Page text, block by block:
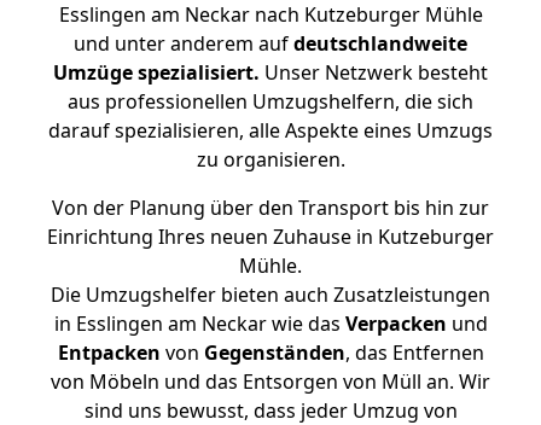
Esslingen am Neckar nach Kutzeburger Mühle
und unter anderem aufdeutschlandweite
Umzüge spezialisiert. Unser Netzwerk besteht
aus professionellen Umzugshelfern, die sich
darauf spezialisieren, alle Aspekte eines Umzugs
zu organisieren.
Von der Planung über den Transport bis hin zur
Einrichtung Ihres neuen Zuhause in Kutzeburger
Mühle.
Die Umzugshelfer bieten auch Zusatzleistungen
in Esslingen am Neckar wie das Verpacken und
Entpacken von Gegenständen, das Entfernen
von Möbeln und das Entsorgen von Müll an. Wir
sind uns bewusst, dass jeder Umzug von